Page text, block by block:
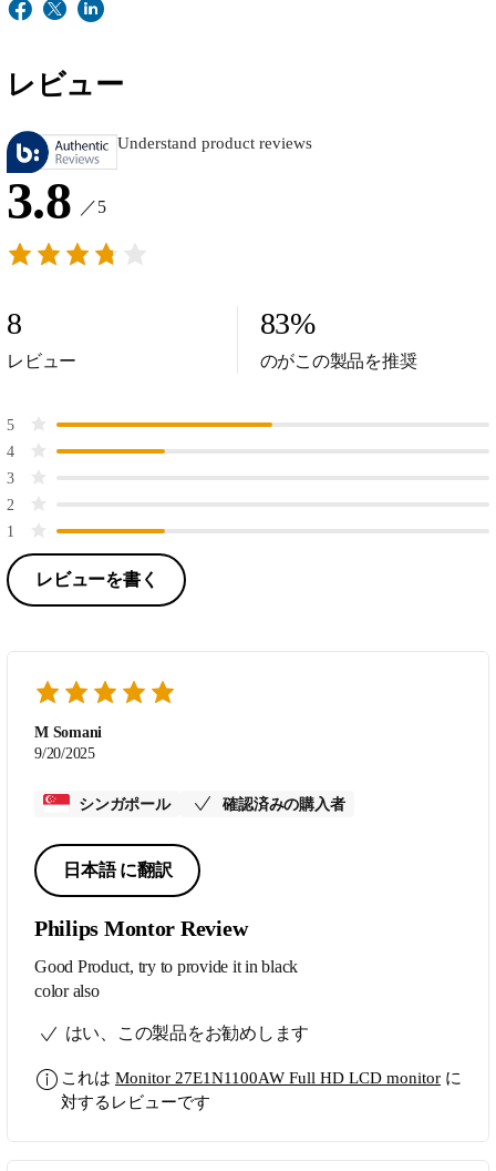
レビュー
Understand product reviews
3.8 ／5
8
レビュー
83%
のがこの製品を推奨
5
4
3
2
1
レビューを書く
M Somani
9/20/2025
シンガポール 確認済みの購入者
日本語 に翻訳
Philips Montor Review
Good Product, try to provide it in black
color also
はい、この製品をお勧めします
これは Monitor 27E1N1100AW Full HD LCD monitor に
対するレビューです